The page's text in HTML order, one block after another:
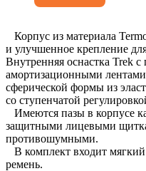
Корпус из материала
и улучшенное крепление
Внутренняя оснастка Trek
амортизационными
сферической формы из
со ступенчатой
Имеются пазы в корпусе
защитными лицевыми
противошумными.
В комплект входит
ремень.